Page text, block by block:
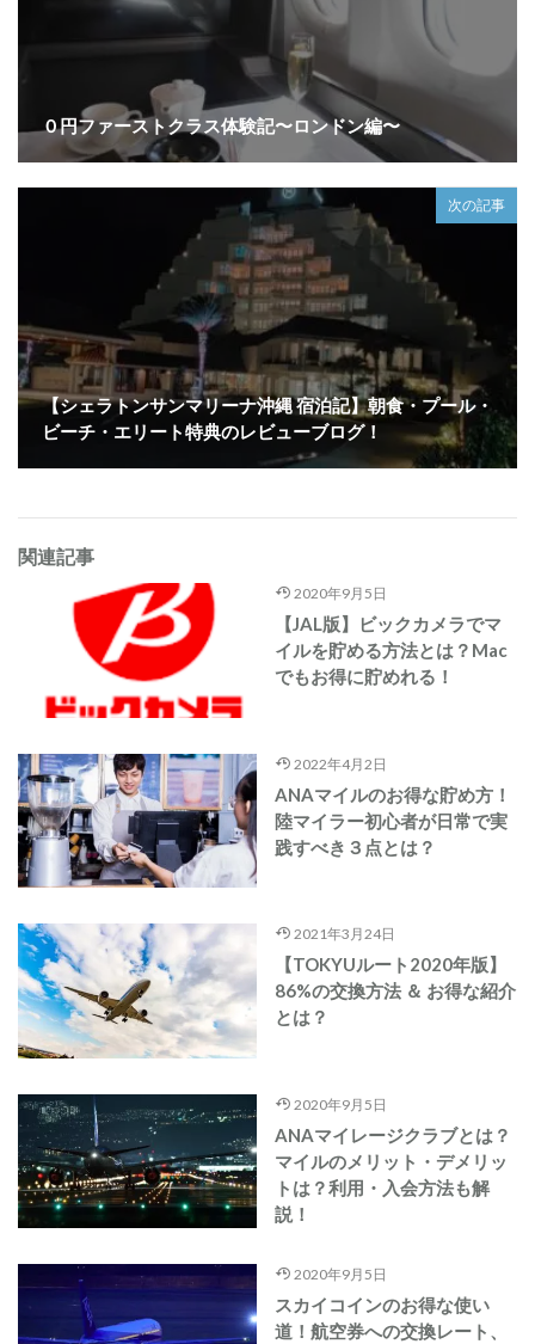
０円ファーストクラス体験記〜ロンドン編〜
次の記事
【シェラトンサンマリーナ沖縄 宿泊記】朝食・プール・
ビーチ・エリート特典のレビューブログ！
関連記事
2020年9月5日
【JAL版】ビックカメラでマ
イルを貯める方法とは？Mac
でもお得に貯めれる！
2022年4月2日
ANAマイルのお得な貯め方！
陸マイラー初心者が日常で実
践すべき３点とは？
2021年3月24日
【TOKYUルート2020年版】
86%の交換方法 ＆ お得な紹介
とは？
2020年9月5日
ANAマイレージクラブとは？
マイルのメリット・デメリッ
トは？利用・入会方法も解
説！
2020年9月5日
スカイコインのお得な使い
道！航空券への交換レート、